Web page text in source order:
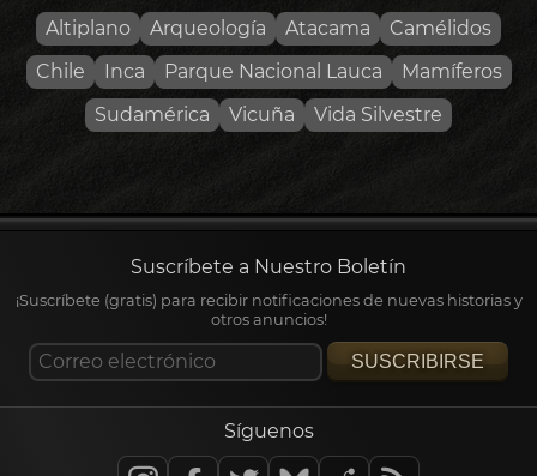
Altiplano Arqueología Atacama
Camélidos
Chile
Inca Parque Nacional Lauca
Mamíferos
Sudamérica
Vicuña Vida Silvestre
Suscríbete a Nuestro Boletín
¡Suscríbete (gratis) para recibir notificaciones de nuevas historias y
otros anuncios!
SUSCRIBIRSE
Síguenos